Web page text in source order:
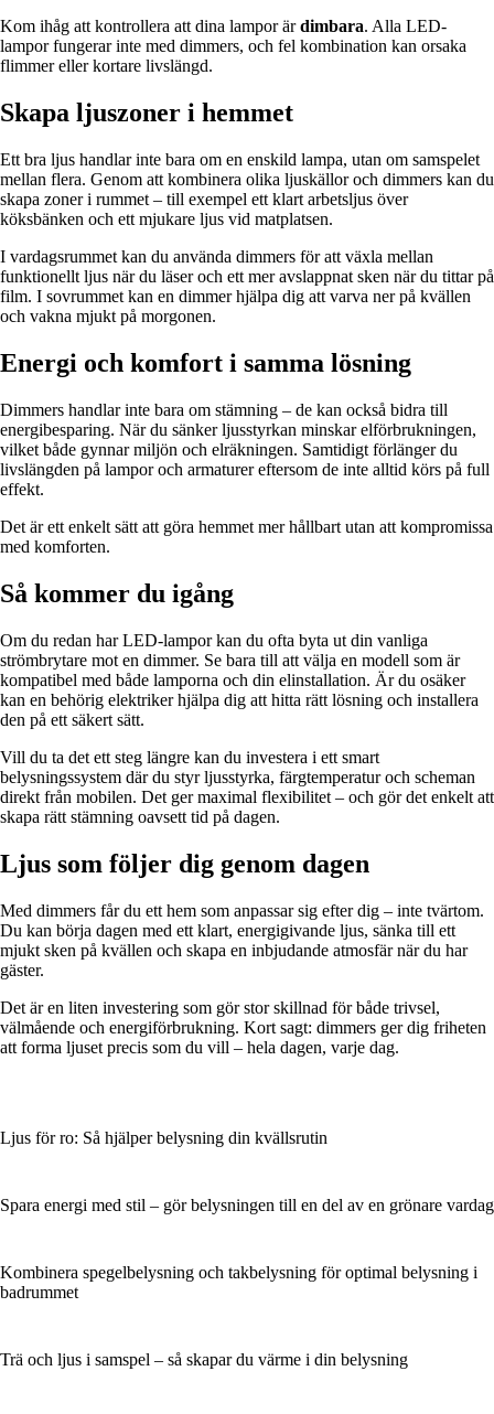
Kom ihåg att kontrollera att dina lampor ärdimbara. Alla LED-
lampor fungerar inte med dimmers, och fel kombination kan orsaka
flimmer eller kortare livslängd.
Skapa ljuszoner i hemmet
Ett bra ljus handlar inte bara om en enskild lampa, utan om samspelet
mellan flera. Genom att kombinera olika ljuskällor och dimmers kan du
skapa zoner i rummet – till exempel ett klart arbetsljus över
köksbänken och ett mjukare ljus vid matplatsen.
I vardagsrummet kan du använda dimmers för att växla mellan
funktionellt ljus när du läser och ett mer avslappnat sken när du tittar på
film. I sovrummet kan en dimmer hjälpa dig att varva ner på kvällen
och vakna mjukt på morgonen.
Energi och komfort i samma lösning
Dimmers handlar inte bara om stämning – de kan också bidra till
energibesparing. När du sänker ljusstyrkan minskar elförbrukningen,
vilket både gynnar miljön och elräkningen. Samtidigt förlänger du
livslängden på lampor och armaturer eftersom de inte alltid körs på full
effekt.
Det är ett enkelt sätt att göra hemmet mer hållbart utan att kompromissa
med komforten.
Så kommer du igång
Om du redan har LED-lampor kan du ofta byta ut din vanliga
strömbrytare mot en dimmer. Se bara till att välja en modell som är
kompatibel med både lamporna och din elinstallation. Är du osäker
kan en behörig elektriker hjälpa dig att hitta rätt lösning och installera
den på ett säkert sätt.
Vill du ta det ett steg längre kan du investera i ett smart
belysningssystem där du styr ljusstyrka, färgtemperatur och scheman
direkt från mobilen. Det ger maximal flexibilitet – och gör det enkelt att
skapa rätt stämning oavsett tid på dagen.
Ljus som följer dig genom dagen
Med dimmers får du ett hem som anpassar sig efter dig – inte tvärtom.
Du kan börja dagen med ett klart, energigivande ljus, sänka till ett
mjukt sken på kvällen och skapa en inbjudande atmosfär när du har
gäster.
Det är en liten investering som gör stor skillnad för både trivsel,
välmående och energiförbrukning. Kort sagt: dimmers ger dig friheten
att forma ljuset precis som du vill – hela dagen, varje dag.
Ljus för ro: Så hjälper belysning din kvällsrutin
Spara energi med stil – gör belysningen till en del av en grönare vardag
Kombinera spegelbelysning och takbelysning för optimal belysning i
badrummet
Trä och ljus i samspel – så skapar du värme i din belysning